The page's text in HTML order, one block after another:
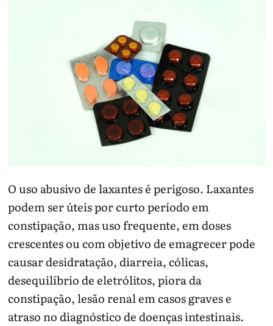
O uso abusivo de laxantes é perigoso. Laxantes
podem ser úteis por curto período em
constipação, mas uso frequente, em doses
crescentes ou com objetivo de emagrecer pode
causar desidratação, diarreia, cólicas,
desequilíbrio de eletrólitos, piora da
constipação, lesão renal em casos graves e
atraso no diagnóstico de doenças intestinais.